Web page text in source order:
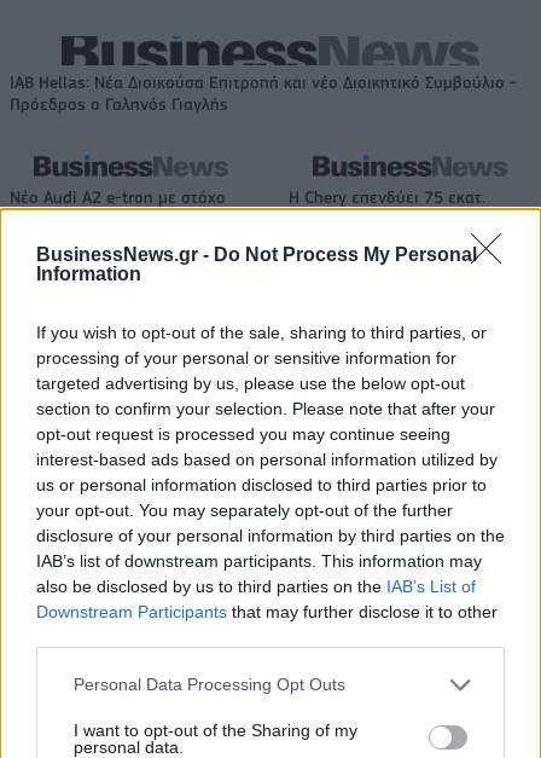
BusinessNews.gr - Do Not Process My Personal
Information
If you wish to opt-out of the sale, sharing to third parties, or
processing of your personal or sensitive information for
targeted advertising by us, please use the below opt-out
section to confirm your selection. Please note that after your
opt-out request is processed you may continue seeing
interest-based ads based on personal information utilized by
us or personal information disclosed to third parties prior to
your opt-out. You may separately opt-out of the further
disclosure of your personal information by third parties on the
IAB’s list of downstream participants. This information may
also be disclosed by us to third parties on the IAB’s List of
Downstream Participants that may further disclose it to other
Personal Data Processing Opt Outs
I want to opt-out of the Sharing of my
personal data.
IAB Hellas: Νέα Διοικούσα Επιτροπή και νέο Διοικητικό Συμβούλιο -
Πρόεδρος ο Γαληνός Γιαγλής
Νέο Audi A2 e-tron με στόχο
Η Chery επενδύει 75 εκατ.
Το FIAT 500 Hybrid τώρα από 18.990 ευρώ
Ουκρανία: Με Μίχαϊλιουκ και
Λεν κόντρα στην Ελλάδα
Πάρκερ: «Όνειρό μου να
κατακτήσω το ΝΒΑ Europe με τη
Βιλερμπάν» - Η διευκρινιστική
ανάρτηση που έκανε
HELLENiQ ENERGY: Κέρδη 393 εκατ. ευρώ στο α' εξάμηνο – Στα 734
εκατ. ευρώ τα EBITDA
Viohalco: Αυξημένος κατά 14%
ο τζίρος στο α' εξάμηνο, στα 4,3
ΥΠΕΘΟΟ: Νέες επενδύσεις 1
δισ. ευρώ ως το 2028 για την